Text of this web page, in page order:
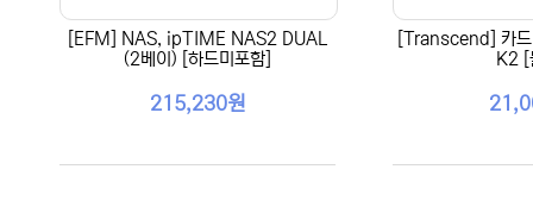
[EFM] NAS, ipTIME NAS2 DUAL
(2베이) [하드미포함]
215,230원
[Transcend] 카
K2 [